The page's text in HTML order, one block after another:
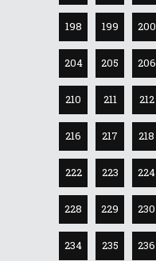
198 199 200
204 205 206
210 211 212
216 217 218
222 223 224
228 229 230
234 235 236